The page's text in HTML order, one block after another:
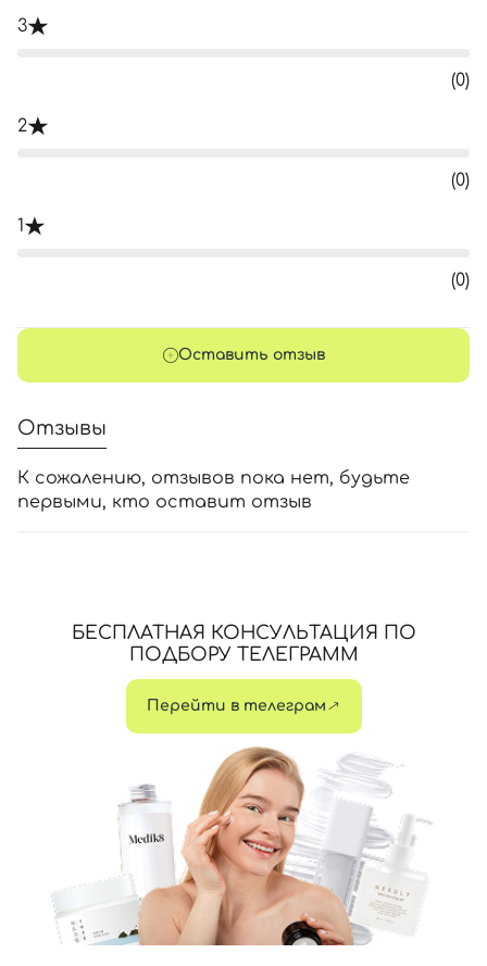
3
(0)
2
(0)
1
(0)
Оставить отзыв
Отзывы
К сожалению, отзывов пока нет, будьте
первыми, кто оставит отзыв
БЕСПЛАТНАЯ КОНСУЛЬТАЦИЯ ПО
ПОДБОРУ ТЕЛЕГРАММ
Перейти в телеграм